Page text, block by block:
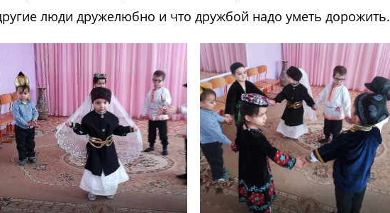
люди дружелюбно и что дружбой надо уметь дорожить.